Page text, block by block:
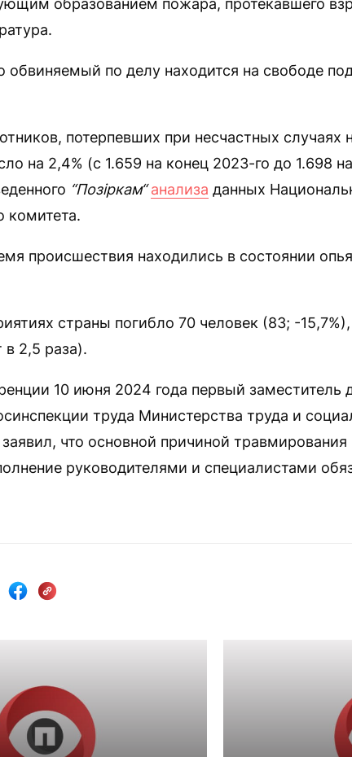
образованием пожара, протекавшего
обвиняемый по делу находится на свободе
потерпевших при несчастных случаях
на 2,4% (с 1.659 на конец 2023-го до 1.698
“Позіркам“анализа данных
комитета.
происшествия находились в состоянии
страны погибло 70 человек (83; -
2,5 раза).
10 июня 2024 года первый заместитель
труда Министерства труда и
что основной причиной травмирования
руководителями и специалистами